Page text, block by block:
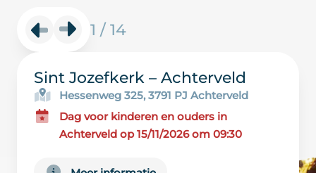
1 /14
Sint Jozefkerk – Achterveld
Hessenweg 325, 3791 PJ Achterveld
Dag voor kinderen en ouders in
Achterveld op 15/11/2026 om 09:30